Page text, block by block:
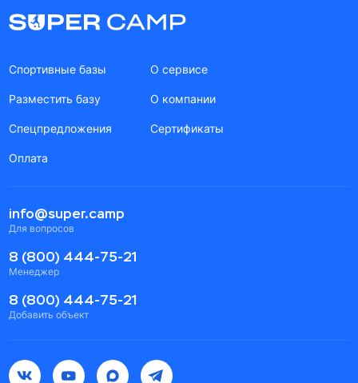
Спортивные базы
Разместить базу
Спецпредложения
Оплата
О сервисе
О компании
Сертификаты
info@super.camp
Для вопросов
8 (800) 444-75-21
Менеджер
8 (800) 444-75-21
Добавить объект